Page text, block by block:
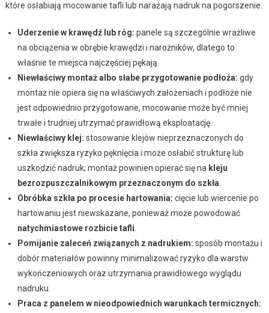
które osłabiają mocowanie tafli lub narażają nadruk na pogorszenie.
Uderzenie w krawędź lub róg: panele są szczególnie wrażliwe
na obciążenia w obrębie krawędzi i narożników, dlatego to
właśnie te miejsca najczęściej pękają.
Niewłaściwy montaż albo słabe przygotowanie podłoża: gdy
montaż nie opiera się na właściwych założeniach i podłoże nie
jest odpowiednio przygotowane, mocowanie może być mniej
trwałe i trudniej utrzymać prawidłową eksploatację.
Niewłaściwy klej: stosowanie klejów nieprzeznaczonych do
szkła zwiększa ryzyko pęknięcia i może osłabić strukturę lub
uszkodzić nadruk; montaż powinien opierać się na kleju
bezrozpuszczalnikowym przeznaczonym do szkła
Obróbka szkła po procesie hartowania: cięcie lub wiercenie po
hartowaniu jest niewskazane, ponieważ może powodować
natychmiastowe rozbicie tafli
Pomijanie zaleceń związanych z nadrukiem: sposób montażu i
dobór materiałów powinny minimalizować ryzyko dla warstw
wykończeniowych oraz utrzymania prawidłowego wyglądu
nadruku.
Praca z panelem w nieodpowiednich warunkach termicznych: